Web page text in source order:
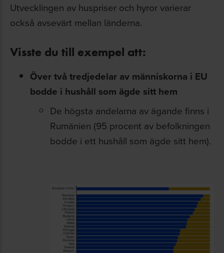
Utvecklingen av huspriser och hyror varierar
också avsevärt mellan länderna.
Visste du till exempel att:
Över två tredjedelar av människorna i EU
bodde i hushåll som ägde sitt hem
De högsta andelarna av ägande finns i
Rumänien (95 procent av befolkningen
bodde i ett hushåll som ägde sitt hem).